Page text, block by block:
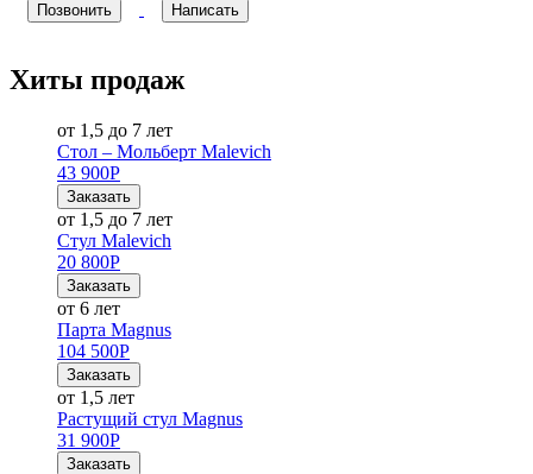
Позвонить Написать
Хиты продаж
от 1,5 до 7 лет
Стол – Мольберт Malevich
43 900Р
Заказать
от 1,5 до 7 лет
Стул Malevich
20 800Р
Заказать
от 6 лет
Парта Magnus
104 500Р
Заказать
от 1,5 лет
Растущий стул Magnus
31 900Р
Заказать